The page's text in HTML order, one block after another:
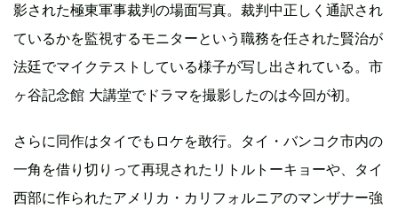
影された極東軍事裁判の場面写真。裁判中正しく通訳され
ているかを監視するモニターという職務を任された賢治が
法廷でマイクテストしている様子が写し出されている。市
ヶ谷記念館 大講堂でドラマを撮影したのは今回が初。
さらに同作はタイでもロケを敢行。タイ・バンコク市内の
一角を借り切りって再現されたリトルトーキョーや、タイ
西部に作られたアメリカ・カリフォルニアのマンザナー強